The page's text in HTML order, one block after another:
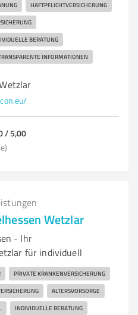
HAFTPFLICHTVERSICHERUNG
BERATUNG
INFORMATIONEN
/ 5,00
Wetzlar
- Ihr
für individuell
PRIVATE KRANKENVERSICHERUNG
ALTERSVORSORGE
INDIVIDUELLE BERATUNG